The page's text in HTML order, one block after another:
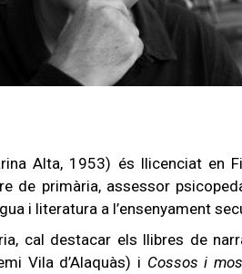
Alta, 1953) és llicenciat en
de primària, assessor
i literatura a l’ensenyament
cal destacar els llibres de
Vila d’Alaquàs) i Cossos i